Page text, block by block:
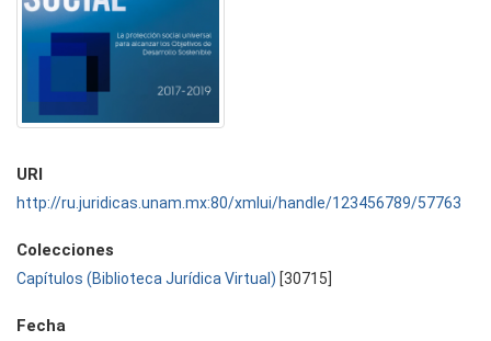
URI
http://ru.juridicas.unam.mx:80/xmlui/handle/123456789/57763
Colecciones
Capítulos (Biblioteca Jurídica Virtual) [30715]
Fecha